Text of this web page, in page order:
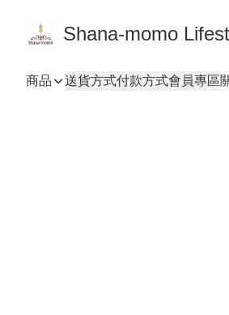
Shana-momo
商品 送貨方式付款方式會員專區